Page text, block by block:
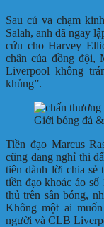
Sau cú va chạm
Salah, anh đã ngay
cứu cho Harvey
chân của đồng đội,
Liverpool không
khủng”.
Giới bóng đá
Tiền đạo Marcus
cũng đang nghỉ thi
tiên dành lời chia sẻ
tiền đạo khoác áo
thủ trên sân bóng,
Không một ai
người và CLB